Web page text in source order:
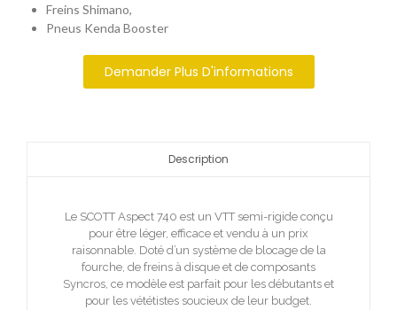
Freins Shimano,
Pneus Kenda Booster
Demander Plus D'informations
Description
Le SCOTT Aspect 740 est un VTT semi-rigide conçu
pour être léger, efficace et vendu à un prix
raisonnable. Doté d’un système de blocage de la
fourche, de freins à disque et de composants
Syncros, ce modèle est parfait pour les débutants et
pour les vététistes soucieux de leur budget.